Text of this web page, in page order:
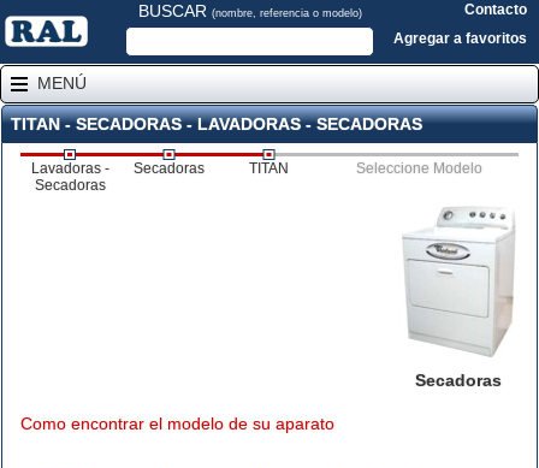
BUSCAR (nombre, referencia o modelo)
Contacto
Agregar a favoritos
MENÚ
TITAN - SECADORAS - LAVADORAS - SECADORAS
Lavadoras -
Secadoras
Secadoras TITAN Seleccione Modelo
Secadoras
Como encontrar el modelo de su aparato